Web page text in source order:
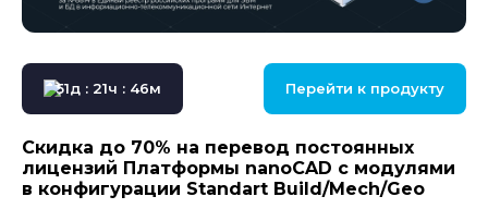
51д : 21ч : 46м Перейти к продукту
Скидка до 70% на перевод постоянных
лицензий Платформы nanoCAD с модулями
в конфигурации Standart Build/Mech/Geo